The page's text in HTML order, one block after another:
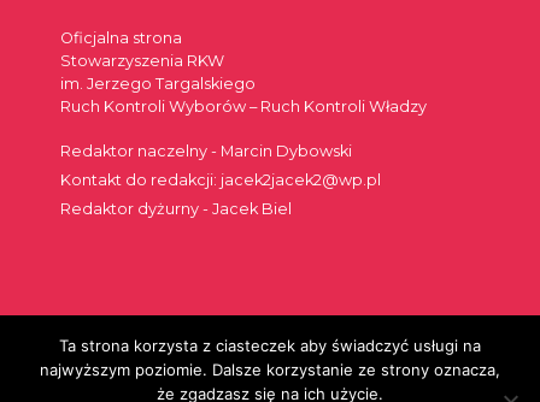
Oficjalna strona
Stowarzyszenia RKW
im. Jerzego Targalskiego
Ruch Kontroli Wyborów – Ruch Kontroli Władzy
Redaktor naczelny - Marcin Dybowski
Kontakt do redakcji: jacek2jacek2@wp.pl
Redaktor dyżurny - Jacek Biel
Szukaj:
Ta strona korzysta z ciasteczek aby świadczyć usługi na
najwyższym poziomie. Dalsze korzystanie ze strony oznacza,
że zgadzasz się na ich użycie.